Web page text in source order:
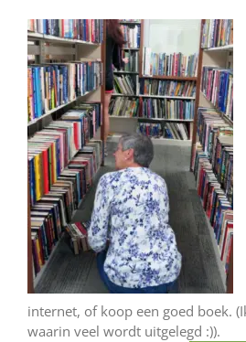
internet, of koop een goed boek.
waarin veel wordt uitgelegd :)).